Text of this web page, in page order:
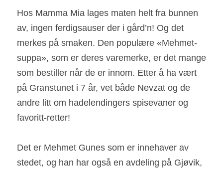
Hos Mamma Mia lages maten helt fra bunnen
av, ingen ferdigsauser der i gård’n! Og det
merkes på smaken. Den populære «Mehmet-
suppa», som er deres varemerke, er det mange
som bestiller når de er innom. Etter å ha vært
på Granstunet i 7 år, vet både Nevzat og de
andre litt om hadelendingers spisevaner og
favoritt-retter!
Det er Mehmet Gunes som er innehaver av
stedet, og han har også en avdeling på Gjøvik,